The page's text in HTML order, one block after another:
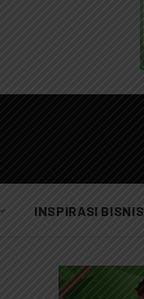
INSPIRASI BISNIS